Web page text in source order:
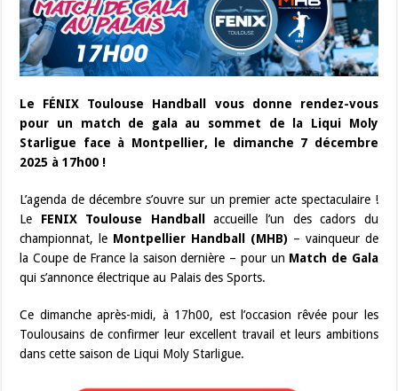
Le FÉNIX Toulouse Handball vous donne rendez-vous
pour un match de gala au sommet de la Liqui Moly
Starligue face à Montpellier, le dimanche 7 décembre
2025 à 17h00 !
L’agenda de décembre s’ouvre sur un premier acte spectaculaire !
Le FENIX Toulouse Handball
accueille l’un des cadors du
championnat, le Montpellier Handball (MHB) – vainqueur de
la Coupe de France la saison dernière – pour un Match de Gala
qui s’annonce électrique au Palais des Sports.
Ce dimanche après-midi, à 17h00, est l’occasion rêvée pour les
Toulousains de confirmer leur excellent travail et leurs ambitions
dans cette saison de Liqui Moly Starligue.